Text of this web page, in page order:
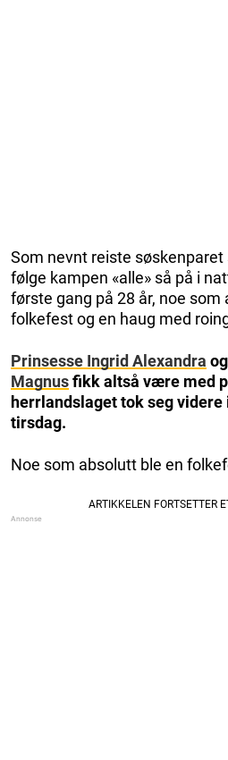
Som nevnt reiste
følge kampen «alle» så på i
første gang på 28 år, noe
folkefest og en haug med
Prinsesse Ingrid Alexandra og
Magnusfikk altså være med
herrlandslaget tok seg
tirsdag.
Noe som absolutt ble en